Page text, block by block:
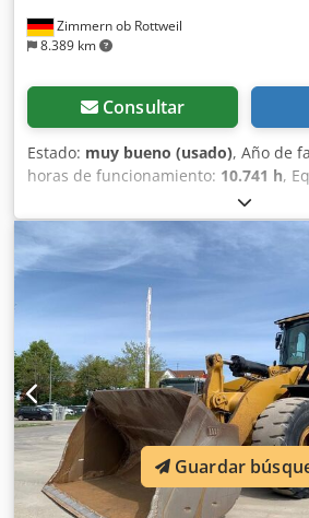
Zimmern ob Rottweil
8.389 km
Consultar
Estado: muy bueno (usado), Año de
horas de funcionamiento: 10.741 h,
, CATERPILLAR
2015 Horas de funcionamiento:
cerrada Aire acondicionado Radio
trasera Brazo extensible Longitud del
Instalación hidráulica completa (para
tijeras) Chsdpszl Dt Nofx Ai Aea
OQ70/55 1 cubo de 900 mm de
conservado en un 60-70% Placas de
ancho Motor CAT 7.1 con 151 kW
centralizada Certificación CE Peso en
26,2 toneladas
Guardar